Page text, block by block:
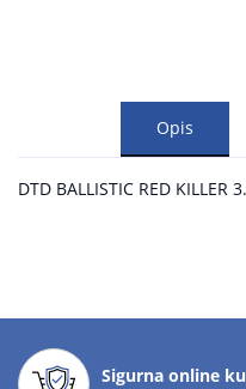
Opis
DTD BALLISTIC RED KILLER
Sigurna online